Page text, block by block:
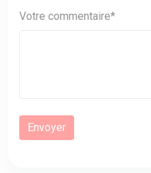
Votre commentaire*